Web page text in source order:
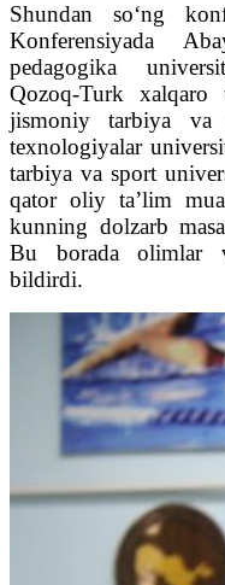
Shundan so‘ng
Konferensiyada
pedagogika
Qozoq-Turk xalqaro
jismoniy tarbiya va
texnologiyalar
tarbiya va sport
qator oliy ta’lim
kunning dolzarb
Bu borada olimlar
bildirdi.